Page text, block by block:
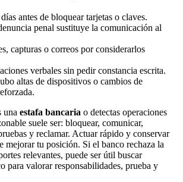
antes de bloquear tarjetas o claves.
penal sustituye la comunicación al
capturas o correos por considerarlos
verbales sin pedir constancia escrita.
altas de dispositivos o cambios de
una estafa bancaria o detectas operaciones
suele ser: bloquear, comunicar,
y reclamar. Actuar rápido y conservar
mejorar tu posición. Si el banco rechaza la
relevantes, puede ser útil buscar
para valorar responsabilidades, prueba y